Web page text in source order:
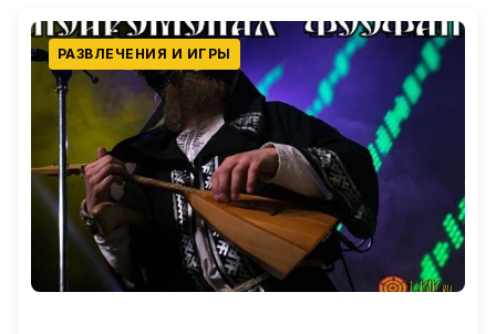
РАЗВЛЕЧЕНИЯ И ИГРЫ